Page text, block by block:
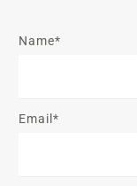
Name*
Email*